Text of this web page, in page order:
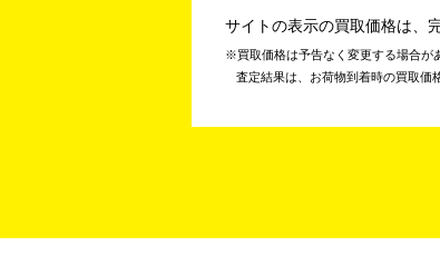
サイトの表示の買取価格は、
買取価格は予告なく変更する場合が
査定結果は、お荷物到着時の買取価